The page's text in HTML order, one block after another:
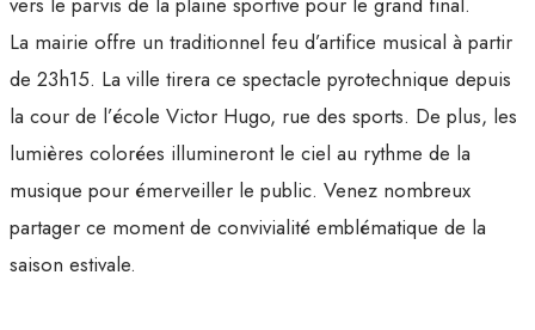
La mairie offre un traditionnel feu d’artifice musical à partir
de 23h15. La ville tirera ce spectacle pyrotechnique depuis
la cour de l’école Victor Hugo, rue des sports. De plus, les
lumières colorées illumineront le ciel au rythme de la
musique pour émerveiller le public. Venez nombreux
partager ce moment de convivialité emblématique de la
saison estivale.